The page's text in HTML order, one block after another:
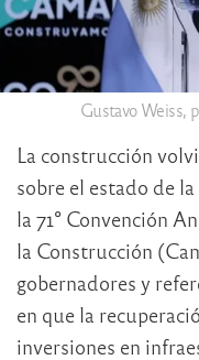
Gustavo Weiss,
La construcción
sobre el estado de
la 71° Convención
la Construcción
gobernadores y
en que la
inversiones en